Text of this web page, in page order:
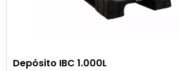
Depósito IBC 1.000L